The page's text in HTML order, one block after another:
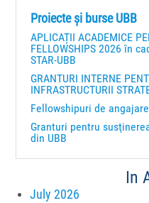
Proiecte și burse UBB
APLICAȚII ACADEMICE
FELLOWSHIPS 2026 în
STAR-UBB
GRANTURI INTERNE
INFRASTRUCTURII
Fellowshipuri de
Granturi pentru
din UBB
In
July 2026